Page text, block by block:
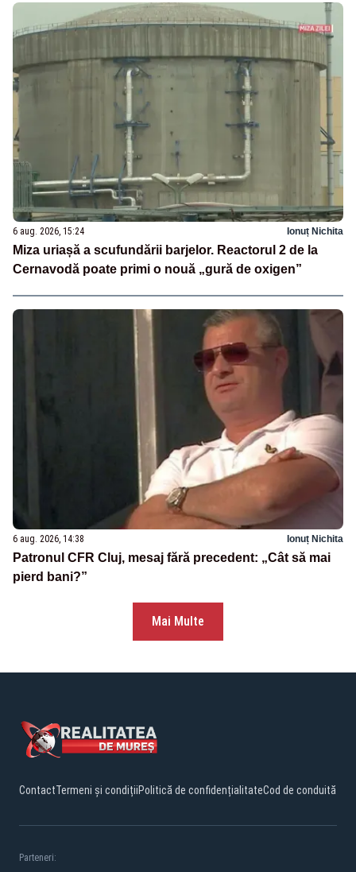
6 aug. 2026, 15:24 Ionuț Nichita
Miza uriașă a scufundării barjelor. Reactorul 2 de la
Cernavodă poate primi o nouă „gură de oxigen”
6 aug. 2026, 14:38 Ionuț Nichita
Patronul CFR Cluj, mesaj fără precedent: „Cât să mai
pierd bani?”
Mai Multe
ContactTermeni și condițiiPolitică de confidențialitateCod de conduită
Parteneri: